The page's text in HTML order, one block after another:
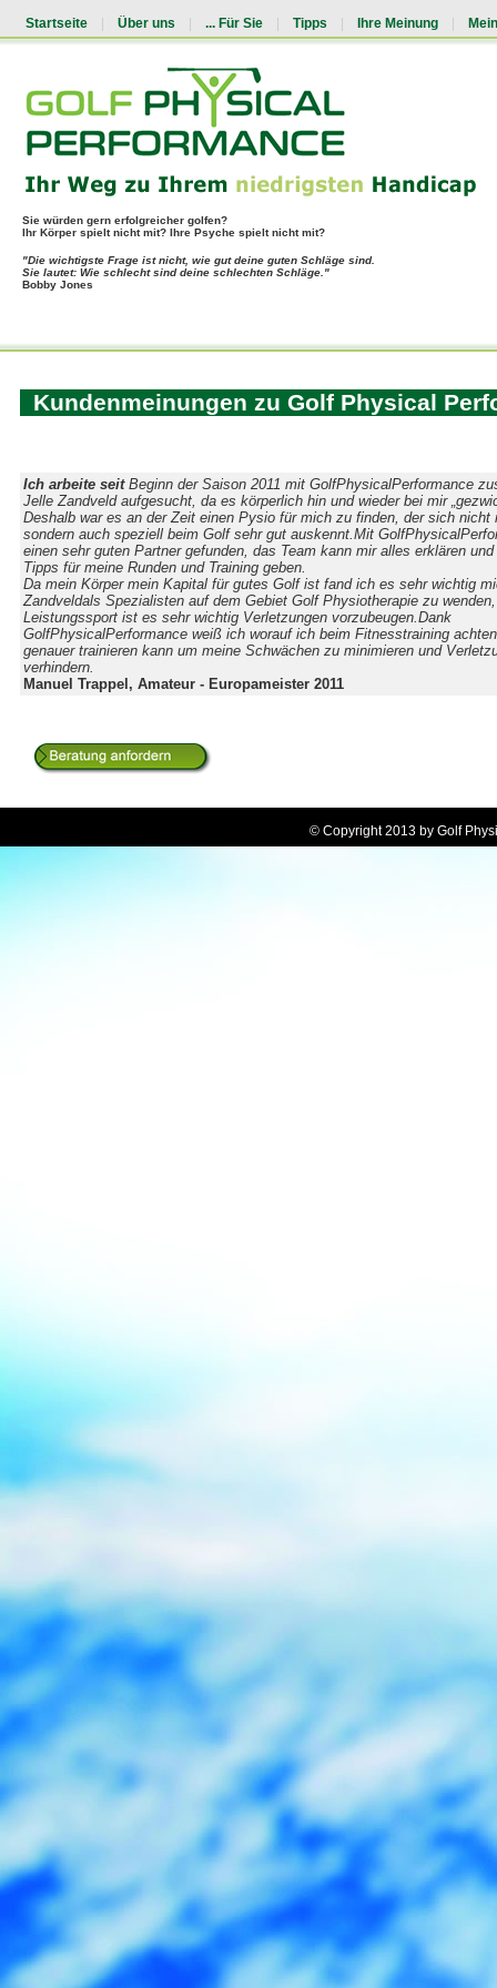
Startseite Über uns ... Für Sie Tipps Ihre Meinung
Sie würden gern erfolgreicher golfen?
Ihr Körper spielt nicht mit? Ihre Psyche spielt nicht mit?
"Die wichtigste Frage ist nicht, wie gut deine guten Schläge sind.
Sie lautet: Wie schlecht sind deine schlechten Schläge."
Bobby Jones
Kundenmeinungen zu Golf Physical
Ich arbeite seitBeginn der Saison 2011 mit GolfPhysicalPerformance
Jelle Zandveld aufgesucht, da es körperlich hin und wieder bei mir
Deshalb war es an der Zeit einen Pysio für mich zu finden, der sich nicht
sondern auch speziell beim Golf sehr gut auskennt.Mit
einen sehr guten Partner gefunden, das Team kann mir alles erklären
Tipps für meine Runden und Training geben.
Da mein Körper mein Kapital für gutes Golf ist fand ich es sehr wichtig
Zandveldals Spezialisten auf dem Gebiet Golf Physiotherapie zu
Leistungssport ist es sehr wichtig Verletzungen vorzubeugen.Dank
GolfPhysicalPerformance weiß ich worauf ich beim Fitnesstraining
genauer trainieren kann um meine Schwächen zu minimieren und
verhindern.
Manuel Trappel, Amateur - Europameister 2011
© Copyright 2013 by Golf